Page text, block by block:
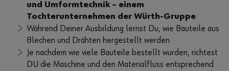
und Umformtechnik – einem
Tochterunternehmen der Würth-Gruppe
Während Deiner Ausbildung lernst Du, wie Bauteile aus
Blechen und Drähten hergestellt werden
Je nachdem wie viele Bauteile bestellt wurden, richtest
DU die Maschine und den Materialfluss entsprechend